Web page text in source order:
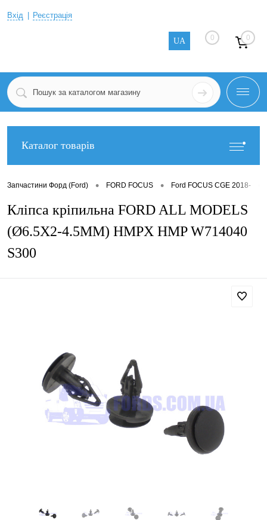
Вхід Реєстрація
UA 0 0
Каталог товарів
Запчастини Форд (Ford) • FORD FOCUS • Ford FOCUS CGE 2018-
Кліпса кріпильна FORD ALL MODELS
(Ø6.5X2-4.5MM) HMPX HMP W714040
S300